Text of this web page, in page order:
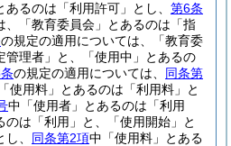
るのは「利用許可」とし、 第6条
、「教育委員会」とあるのは「指
の規定の適用については、「教育委
管理者」と、「使用中」とあるの
の規定の適用については、 同条第
使用料」とあるのは「利用料」と
中「使用者」とあるのは「利用
は「利用」と、「使用開始」と
、 同条第2項中「使用料」とある